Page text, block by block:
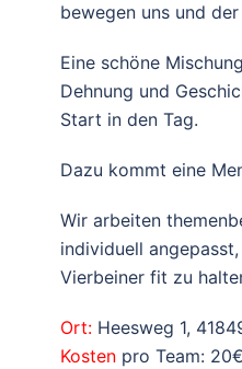
bewegen uns und
Eine schöne
Dehnung und
Start in den Tag.
Dazu kommt eine
Wir arbeiten
individuell
Vierbeiner fit zu
Ort: Heesweg 1,
Kosten pro Team: 20€